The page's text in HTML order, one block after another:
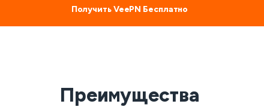
Получить VeePN Бесплатно
Преимущества